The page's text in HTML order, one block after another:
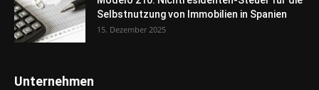
Selbstnutzung von Immobilien in Spanien
15. Dezember 2025
Unternehmen